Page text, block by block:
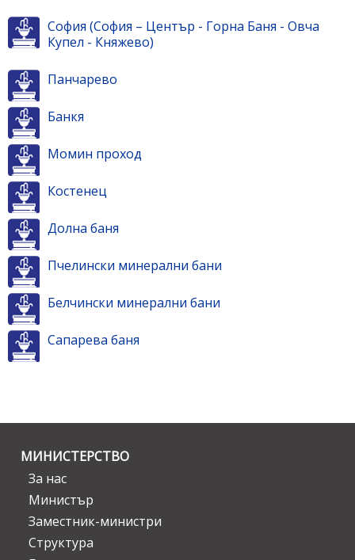
София (София – Център - Горна Баня - Овча
Купел - Княжево)
Панчарево
Банкя
Момин проход
Костенец
Долна баня
Пчелински минерални бани
Белчински минерални бани
Сапарева баня
МИНИСТЕРСТВО
За нас
Министър
Заместник-министри
Структура